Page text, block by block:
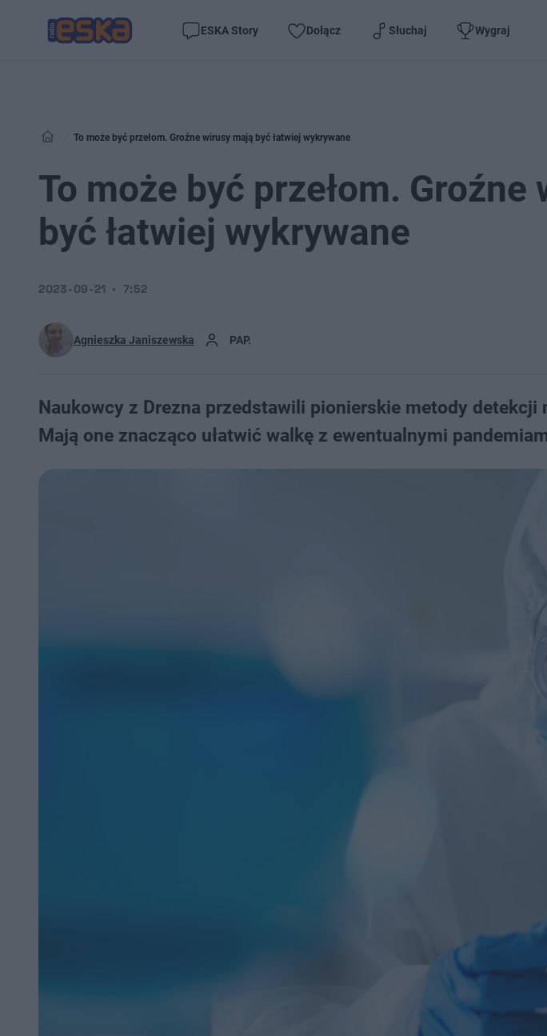
ESKA Story Dołącz Słuchaj Wygraj
To może być przełom. Groźne wirusy mają być łatwiej wykrywane
To może być przełom. Groźne
być łatwiej wykrywane
Agnieszka Janiszewska PAP.
2023-09-21 7:52
Naukowcy z Drezna przedstawili pionierskie metody detekcji
Mają one znacząco ułatwić walkę z ewentualnymi